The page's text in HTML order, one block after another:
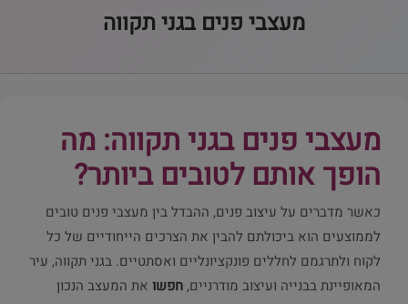
מעצבי פנים בגני תקווה
מעצבי פנים בגני תקווה: מה
הופך אותם לטובים ביותר?
כאשר מדברים על עיצוב פנים, ההבדל בין מעצבי פנים טובים
לממוצעים הוא ביכולתם להבין את הצרכים הייחודיים של כל
לקוח ולתרגמם לחללים פונקציונליים ואסתטיים. בגני תקווה, עיר
המאופיינת בבנייה ועיצוב מודרניים, חפשו את המעצב הנכון